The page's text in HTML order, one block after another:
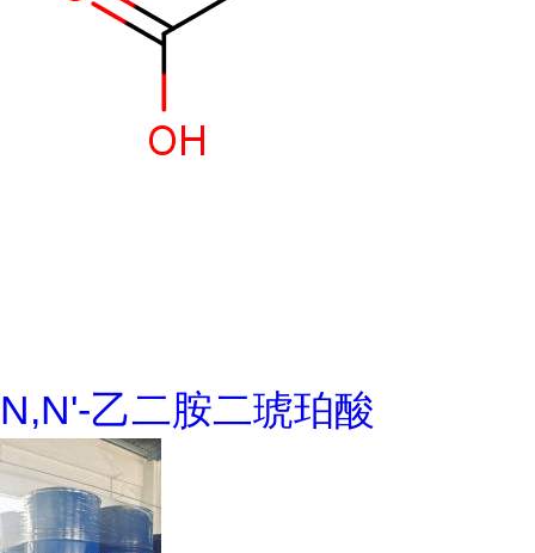
N,N'-乙二胺二琥珀酸